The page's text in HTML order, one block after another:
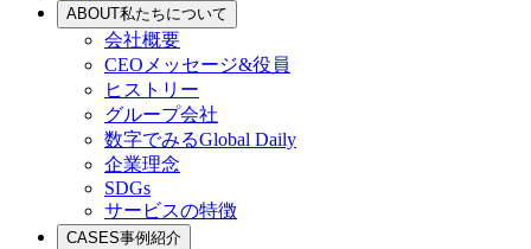
ABOUT私たちについて
会社概要
CEOメッセージ&役員
ヒストリー
グループ会社
数字でみるGlobal Daily
企業理念
SDGs
サービスの特徴
CASES事例紹介